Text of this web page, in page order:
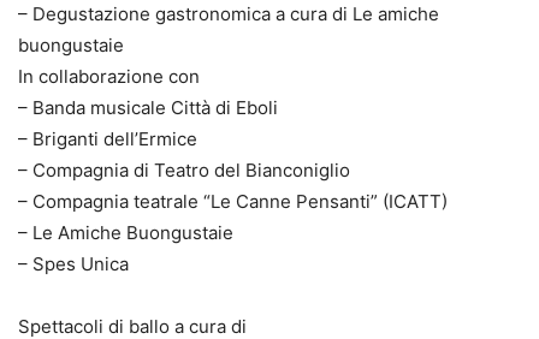
– Degustazione gastronomica a cura di Le amiche
buongustaie
In collaborazione con
– Banda musicale Città di Eboli
– Briganti dell’Ermice
– Compagnia di Teatro del Bianconiglio
– Compagnia teatrale “Le Canne Pensanti” (ICATT)
– Le Amiche Buongustaie
– Spes Unica
Spettacoli di ballo a cura di